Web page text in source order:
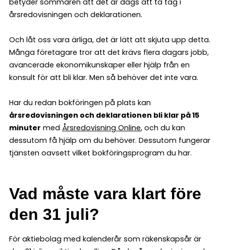
årsredovisningen och deklarationen.
Och låt oss vara ärliga, det är lätt att skjuta upp detta.
Många företagare tror att det krävs flera dagars jobb,
avancerade ekonomikunskaper eller hjälp från en
konsult för att bli klar. Men så behöver det inte vara.
Har du redan bokföringen på plats kan
årsredovisningen och deklarationen bli klar på 15
minuter med Årsredovisning Online, och du kan
dessutom få hjälp om du behöver. Dessutom fungerar
tjänsten oavsett vilket bokföringsprogram du har.
Vad måste vara klart före
den 31 juli?
För aktiebolag med kalenderår som räkenskapsår är